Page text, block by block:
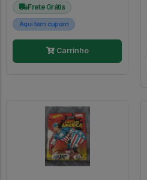
Frete Grátis
Aqui tem cupom
Carrinho